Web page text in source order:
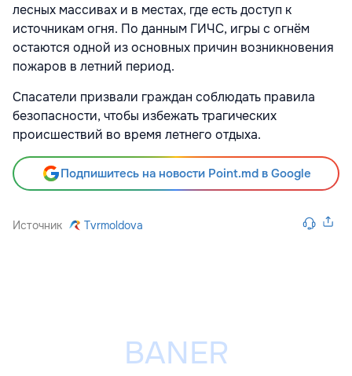
лесных массивах и в местах, где есть доступ к
источникам огня. По данным ГИЧС, игры с огнём
остаются одной из основных причин возникновения
пожаров в летний период.
Спасатели призвали граждан соблюдать правила
безопасности, чтобы избежать трагических
происшествий во время летнего отдыха.
Подпишитесь на новости Point.md в Google
Источник Tvrmoldova